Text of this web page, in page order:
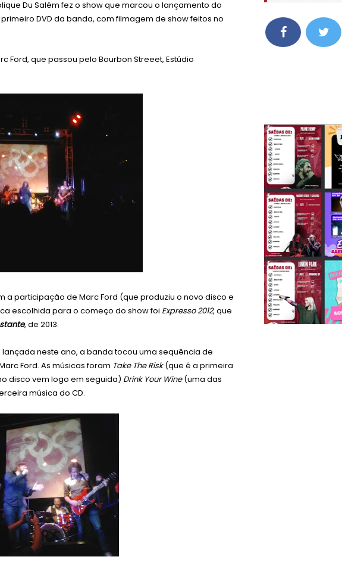
Du Salém fez o show que marcou o lançamento do
DVD da banda, com filmagem de show feitos no
Ford, que passou pelo Bourbon Streeet, Estúdio
a participação de Marc Ford (que produziu o novo disco e
escolhida para o começo do show foi Expresso 2012, que
, de 2013.
lançada neste ano, a banda tocou uma sequência de
Ford. As músicas foram Take The Risk(que é a primeira
disco vem logo em seguida) Drink Your Wine(uma das
música do CD.